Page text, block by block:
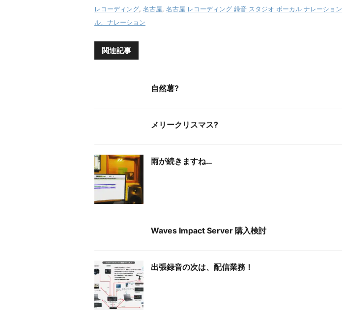
レコーディング, 名古屋, 名古屋 レコーディング 録音 スタジオ ボーカル ナレーション
ル、ナレーション
関連記事
自然薯?
メリークリスマス?
雨が続きますね…
Waves Impact Server 購入検討
出張録音の次は、配信業務！